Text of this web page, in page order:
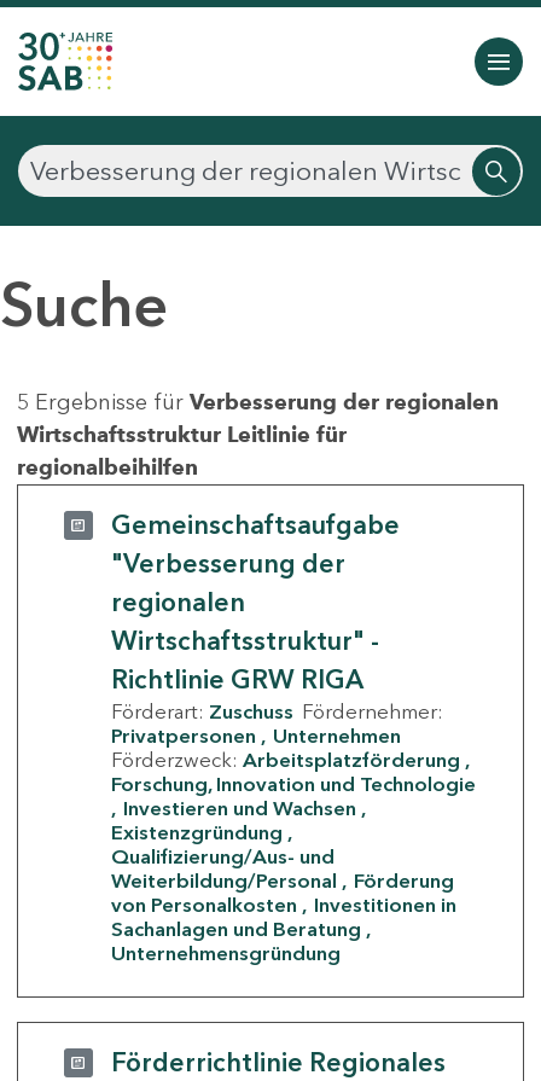
Suche
5 Ergebnisse für Verbesserung der regionalen
Wirtschaftsstruktur Leitlinie für
regionalbeihilfen
Gemeinschaftsaufgabe
"Verbesserung der
regionalen
Wirtschaftsstruktur" -
Richtlinie GRW RIGA
Förderart: Zuschuss Fördernehmer:
Privatpersonen
Unternehmen
Förderzweck: Arbeitsplatzförderung
Forschung, Innovation und Technologie
Investieren und Wachsen
Existenzgründung
Qualifizierung/Aus- und
Weiterbildung/Personal
Förderung
von Personalkosten
Investitionen in
Sachanlagen und Beratung
Unternehmensgründung
Förderrichtlinie Regionales